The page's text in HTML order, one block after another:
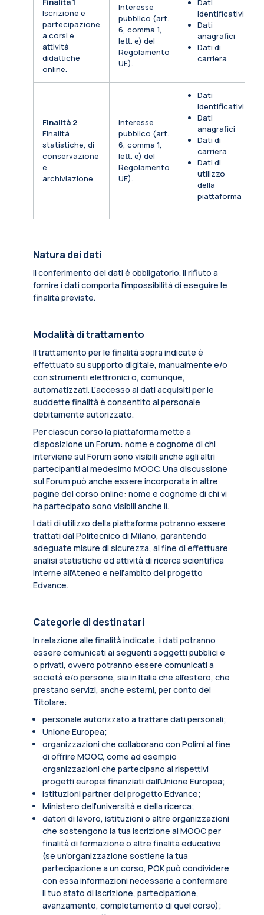
Iscrizione e
partecipazione
a corsi e
attività
didattiche
online.
Interesse
pubblico (art.
6, comma 1,
lett. e) del
Regolamento
UE).
Dati
identificativi
Dati
anagrafici
Dati di
carriera
Finalità 2
Finalità
statistiche, di
conservazione
e
archiviazione.
Interesse
pubblico (art.
6, comma 1,
lett. e) del
Regolamento
UE).
Dati
identificativi
Dati
anagrafici
Dati di
carriera
Dati di
utilizzo
della
piattaforma
Natura dei dati
Il conferimento dei dati è obbligatorio. Il rifiuto a
fornire i dati comporta l'impossibilità di eseguire le
finalità previste.
Modalità di trattamento
Il trattamento per le finalità sopra indicate è
effettuato su supporto digitale, manualmente e/o
con strumenti elettronici o, comunque,
automatizzati. L’accesso ai dati acquisiti per le
suddette finalità è consentito al personale
debitamente autorizzato.
Per ciascun corso la piattaforma mette a
disposizione un Forum: nome e cognome di chi
interviene sul Forum sono visibili anche agli altri
partecipanti al medesimo MOOC. Una discussione
sul Forum può anche essere incorporata in altre
pagine del corso online: nome e cognome di chi vi
ha partecipato sono visibili anche lì.
I dati di utilizzo della piattaforma potranno essere
trattati dal Politecnico di Milano, garantendo
adeguate misure di sicurezza, al fine di effettuare
analisi statistiche ed attività di ricerca scientifica
interne all’Ateneo e nell’ambito del progetto
Edvance.
Categorie di destinatari
In relazione alle finalità̀ indicate, i dati potranno
essere comunicati ai seguenti soggetti pubblici e
o privati, ovvero potranno essere comunicati a
società̀ e/o persone, sia in Italia che all’estero, che
prestano servizi, anche esterni, per conto del
Titolare:
personale autorizzato a trattare dati personali;
Unione Europea;
organizzazioni che collaborano con Polimi al fine
di offrire MOOC, come ad esempio
organizzazioni che partecipano ai rispettivi
progetti europei finanziati dall'Unione Europea;
istituzioni partner del progetto Edvance;
Ministero dell'università e della ricerca;
datori di lavoro, istituzioni o altre organizzazioni
che sostengono la tua iscrizione ai MOOC per
finalità di formazione o altre finalità educative
(se un'organizzazione sostiene la tua
partecipazione a un corso, POK può condividere
con essa informazioni necessarie a confermare
il tuo stato di iscrizione, partecipazione,
avanzamento, completamento di quel corso);